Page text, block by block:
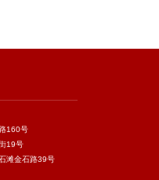
160号
19号
滩金石路39号